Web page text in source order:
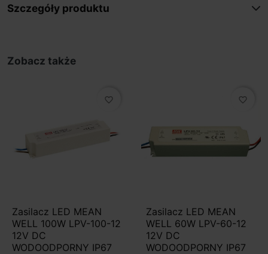
Szczegóły produktu
Zobacz także
favorite_border
Zasilacz LED MEAN
WELL 100W LPV-100-12
12V DC
WODOODPORNY IP67
favorite_border
Zasilacz LED MEAN
WELL 60W LPV-60-12
12V DC
WODOODPORNY IP67